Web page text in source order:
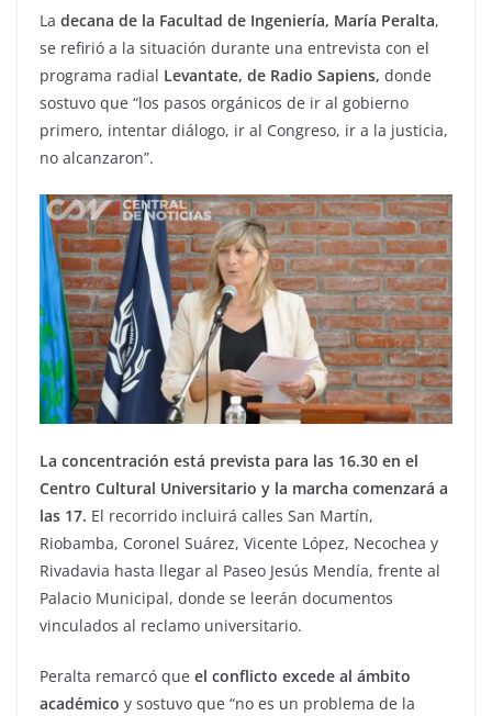
La decana de la Facultad de Ingeniería, María Peralta,
se refirió a la situación durante una entrevista con el
programa radial Levantate, de Radio Sapiens, donde
sostuvo que “los pasos orgánicos de ir al gobierno
primero, intentar diálogo, ir al Congreso, ir a la justicia,
no alcanzaron”.
La concentración está prevista para las 16.30 en el
Centro Cultural Universitario y la marcha comenzará a
las 17. El recorrido incluirá calles San Martín,
Riobamba, Coronel Suárez, Vicente López, Necochea y
Rivadavia hasta llegar al Paseo Jesús Mendía, frente al
Palacio Municipal, donde se leerán documentos
vinculados al reclamo universitario.
Peralta remarcó que el conflicto excede al ámbito
académico y sostuvo que “no es un problema de la